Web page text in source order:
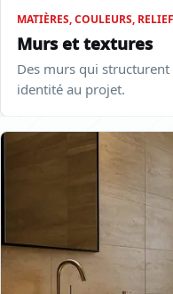
MATIÈRES, COULEURS, RELIEF
Murs et textures
Des murs qui
identité au projet.